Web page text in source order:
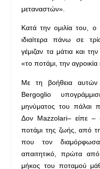
μεταναστών».
Κατά την ομιλία του,
ιδιαίτερα πάνω σε
γέμιζαν τα μάτια και
«το ποτάμι, την
Με τη βοήθεια
Bergoglio
μηνύματος του πάλαι
Δον Mazzolari– είπε –
ποτάμι της ζωής, από
που τον
απαιτητικό, πρώτα
μήκος του ποταμού